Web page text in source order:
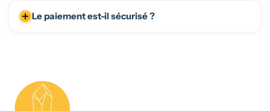
Le paiement est-il sécurisé ?